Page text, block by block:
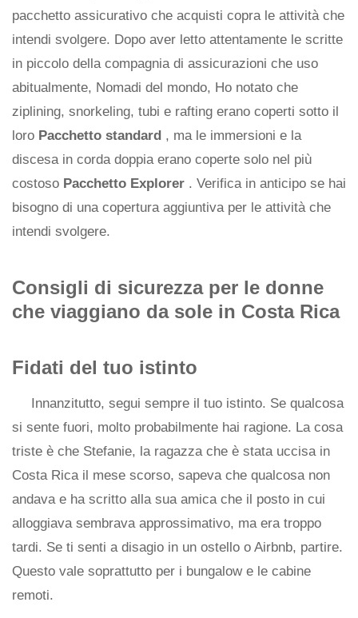
pacchetto assicurativo che acquisti copra le attività che
intendi svolgere. Dopo aver letto attentamente le scritte
in piccolo della compagnia di assicurazioni che uso
abitualmente, Nomadi del mondo, Ho notato che
ziplining, snorkeling, tubi e rafting erano coperti sotto il
loro Pacchetto standard , ma le immersioni e la
discesa in corda doppia erano coperte solo nel più
costoso Pacchetto Explorer . Verifica in anticipo se hai
bisogno di una copertura aggiuntiva per le attività che
intendi svolgere.
Consigli di sicurezza per le donne
che viaggiano da sole in Costa Rica
Fidati del tuo istinto
Innanzitutto, segui sempre il tuo istinto. Se qualcosa
si sente fuori, molto probabilmente hai ragione. La cosa
triste è che Stefanie, la ragazza che è stata uccisa in
Costa Rica il mese scorso, sapeva che qualcosa non
andava e ha scritto alla sua amica che il posto in cui
alloggiava sembrava approssimativo, ma era troppo
tardi. Se ti senti a disagio in un ostello o Airbnb, partire.
Questo vale soprattutto per i bungalow e le cabine
remoti.